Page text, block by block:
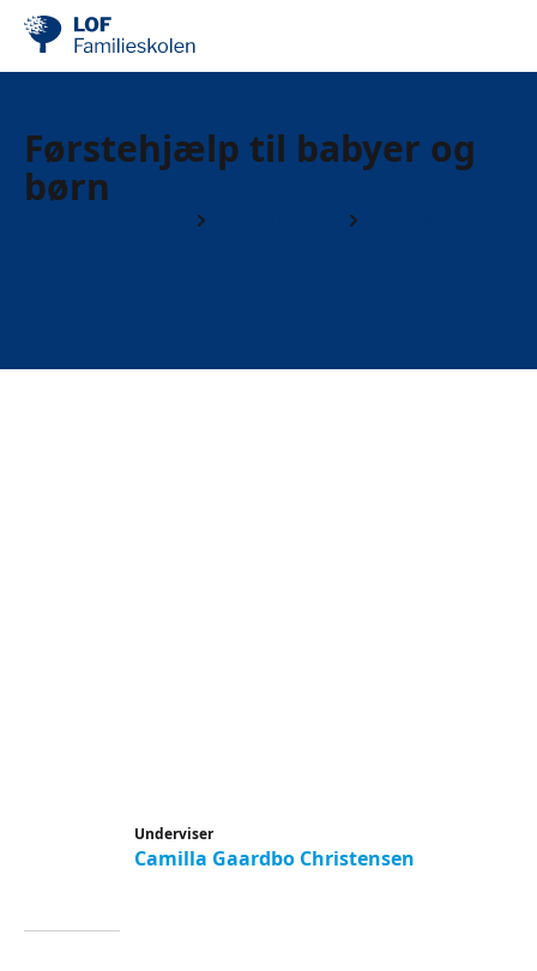
Førstehjælp til babyer og
børn
Underviser
Camilla Gaardbo Christensen